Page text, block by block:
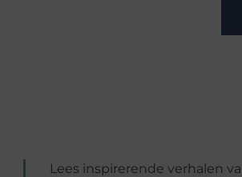
Lees inspirerende verhalen